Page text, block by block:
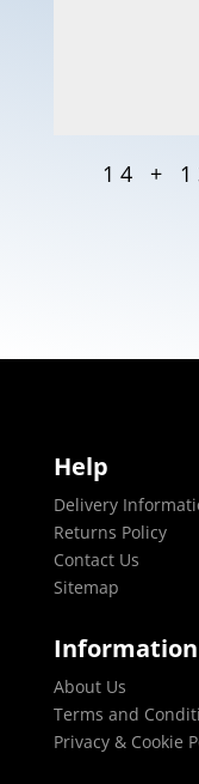
14 +
Help
Delivery
Returns Policy
Contact Us
Sitemap
Information
About Us
Terms and
Privacy & Cookie